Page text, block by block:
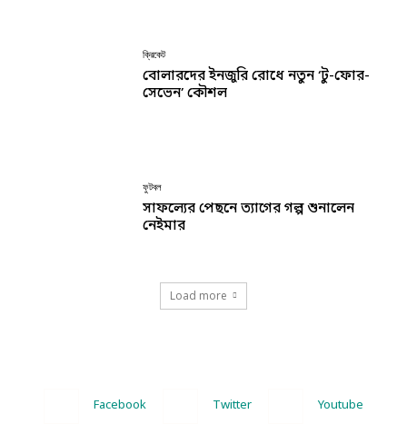
ক্রিকেট
বোলারদের ইনজুরি রোধে নতুন ‘টু-ফোর-
সেভেন’ কৌশল
ফুটবল
সাফল্যের পেছনে ত্যাগের গল্প শুনালেন
নেইমার
Load more
Facebook Twitter Youtube